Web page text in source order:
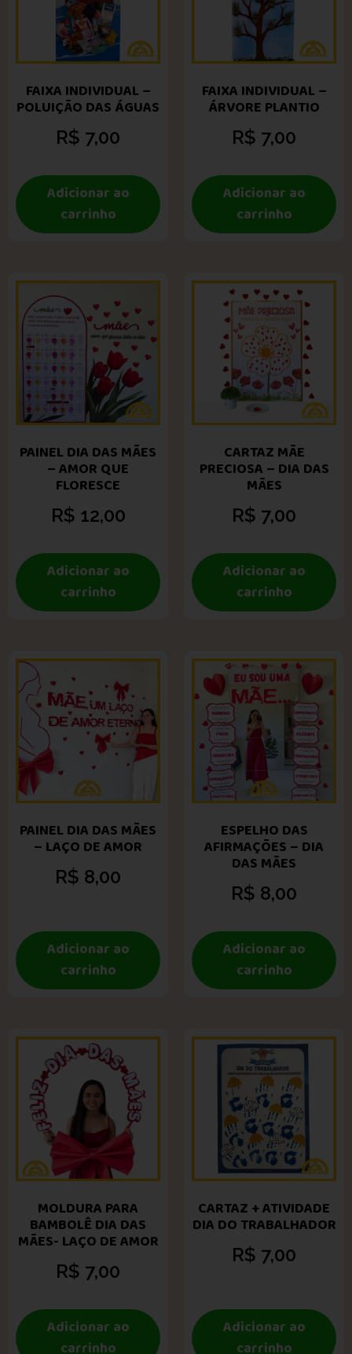
FAIXA INDIVIDUAL –
POLUIÇÃO DAS ÁGUAS
R$ 7,00
Adicionar ao
carrinho
FAIXA INDIVIDUAL –
ÁRVORE PLANTIO
R$ 7,00
Adicionar ao
carrinho
PAINEL DIA DAS MÃES
– AMOR QUE
FLORESCE
R$ 12,00
Adicionar ao
carrinho
CARTAZ MÃE
PRECIOSA – DIA DAS
MÃES
R$ 7,00
Adicionar ao
carrinho
PAINEL DIA DAS MÃES
– LAÇO DE AMOR
R$ 8,00
Adicionar ao
carrinho
ESPELHO DAS
AFIRMAÇÕES – DIA
DAS MÃES
R$ 8,00
Adicionar ao
carrinho
MOLDURA PARA
BAMBOLÊ DIA DAS
MÃES- LAÇO DE AMOR
R$ 7,00
Adicionar ao
carrinho
CARTAZ + ATIVIDADE
DIA DO TRABALHADOR
R$ 7,00
Adicionar ao
carrinho